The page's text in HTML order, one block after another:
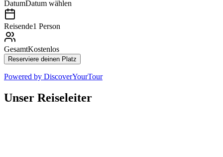
DatumDatum wählen
Reisende1 Person
GesamtKostenlos
Reserviere deinen Platz
Powered by DiscoverYourTour
Unser Reiseleiter